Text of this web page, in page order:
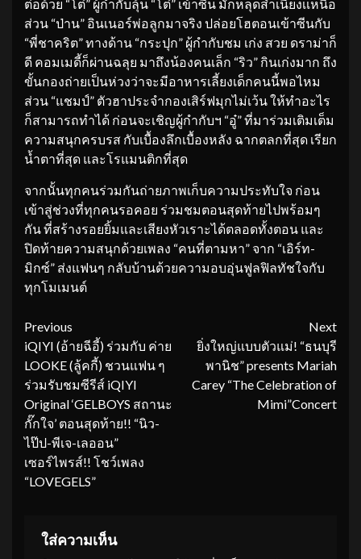
ต่อด้วย “โต๋” ผู้กำกับลุ้น “โต๋” เข้าซีน มักหลุดสำเนียงเเหนือ
ส่วน “ป่าน” อินเนอร์พ่อลูกมาจริง ปล่อยโฮตอนเข้าซีนกับ
“พี่ชาคริต” ทางด้าน “กระปุก” ผู้กำกับชม เก่ง สวย ดราม่าก็
ดี คอมเมดี้ก็ผ่านฉลุย มาถึงน้องคนเล็ก “ริว” กินเก่งมาก ถึง
ขั้นกองถ่ายเป็นห่วงว่าจะมีอาหารเลี้ยงเด็กคนนี้พอไหม
ส่วน “แชมป์” ตัวฮาประจำกองเสิร์ฟมุกไม่เว้น ให้ทำอะไร
ก็สามารถทำได้ ก่อนจะเชิญผู้กำกับฯ “อู๋” ที่มาร่วมเติมเต็ม
ความสนุกครบรส กับเบื้องลึกเบื้องหลัง ฉากตลกที่สุด เรียก
น้ำตาที่สุด และโรแมนติกที่สุด
จากนั้นทุกคนร่วมกันถ่ายภาพเก็บความประทับใจ ก่อน
เข้าสู่ช่วงที่ทุกคนรอคอย ร่วมชมตอนสุดท้ายไปพร้อมๆ
กัน ที่สร้างรอยยิ้มและเสียงหัวเราะได้ตลอดทั้งตอน และ
ปิดท้ายความสนุกด้วยเพลง “คนที่ตามหา” จาก “เอิร์ท-
มิกซ์” ส่งแฟนๆ กลับบ้านด้วยความอบอุ่นฟูลฟิลทัชใจกับ
ทุกโมเมนต์
Continue
Reading
Previous
iQIYI (อ้ายฉีอี้) ร่วมกับ ค่าย
LOOKE (ลู้คกี้) ชวนแฟน ๆ
ร่วมรับชมซีรีส์ iQIYI
Original ‘GELBOYS สถานะ
กั๊กใจ’ ตอนสุดท้าย!! “นิว-
ไป๊ป-พีเจ-เลออน”
เซอร์ไพรส์!! โชว์เพลง
“LOVEGELS”
Next
ยิ่งใหญ่แบบตัวแม่! “ธนบุรี
พานิช” presents Mariah
Carey “The Celebration of
Mimi”Concert
ใส่ความเห็น